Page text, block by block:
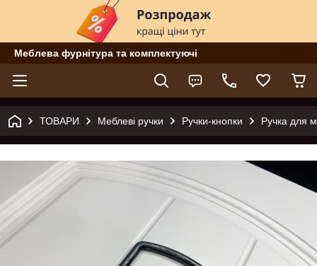
Меблева фурнітура та комплектуючі
ТОВАРИ Меблеві ручки Ручки-кнопки Ручка для